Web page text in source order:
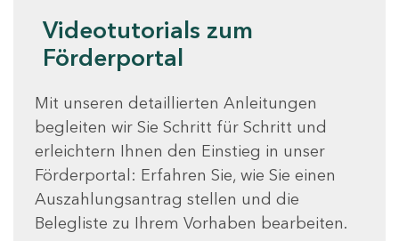
Videotutorials zum
Förderportal
Mit unseren detaillierten Anleitungen
begleiten wir Sie Schritt für Schritt und
erleichtern Ihnen den Einstieg in unser
Förderportal: Erfahren Sie, wie Sie einen
Auszahlungsantrag stellen und die
Belegliste zu Ihrem Vorhaben bearbeiten.